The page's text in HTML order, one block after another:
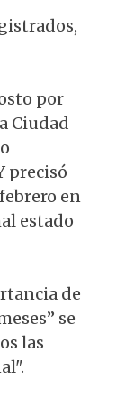
por
Ciudad
precisó
en
estado
de
se
las